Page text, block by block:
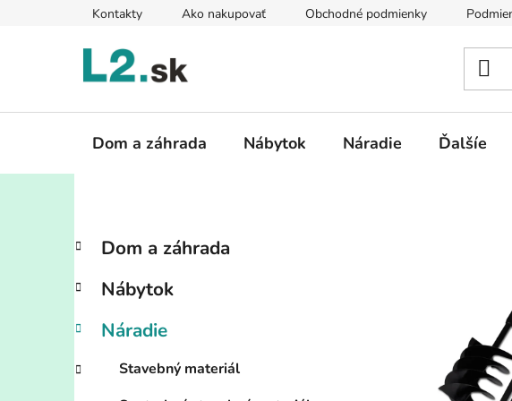
Kontakty Ako nakupovať Obchodné podmienky
Dom a záhrada Nábytok Náradie Ďalšíe
B
č
ý
a
Preskočiť
kategórie
K
a
e
ó
i
Dom a záhrada
Nábytok
Náradie
Stavebný materiál